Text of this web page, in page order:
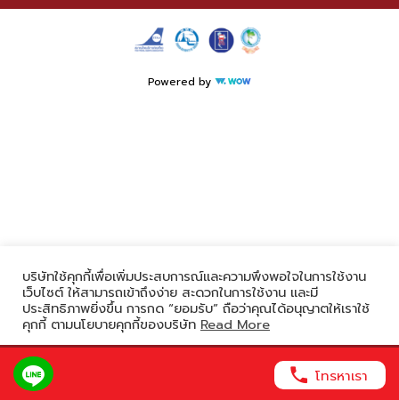
บริษัทใช้คุกกี้เพื่อเพิ่มประสบการณ์และความพึงพอใจในการใช้งาน
เว็บไซต์ ให้สามารถเข้าถึงง่าย สะดวกในการใช้งาน และมี
ประสิทธิภาพยิ่งขึ้น การกด “ยอมรับ” ถือว่าคุณได้อนุญาตให้เราใช้
คุกกี้ ตามนโยบายคุกกี้ของบริษัท Read More
ยอมรับ
Powered by
โทรหาเรา